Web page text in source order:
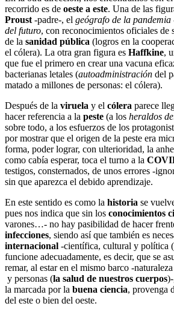
recorrido es de oeste a este. Una de las
Proust -padre-, el geógrafo de la pandemia
del futuro, con reconocimientos oficiales de
de la sanidad pública (logros en la
el cólera). La otra gran figura es Haffkine,
que fue el primero en crear una vacuna
bacterianas letales (autoadministración del
matado a millones de personas: el cólera).
Después de la viruela y el cólera parece
hacer referencia a la peste (a los heraldos
sobre todo, a los esfuerzos de los
por mostrar que el origen de la peste era
forma, poder lograr, con ulterioridad, la
como cabía esperar, toca el turno a la
testigos, consternados, de unos errores -
sin que aparezca el debido aprendizaje.
En este sentido es como la historia se
pues nos indica que sin los conocimientos
varones…- no hay pasibilidad de hacer
infecciones, siendo así que también es
internacional -científica, cultural y política
funcione adecuadamente, es decir, que se
remar, al estar en el mismo barco -
y personas (la salud de nuestros cuerpos
la marcada por la buena ciencia, provenga
del este o bien del oeste.